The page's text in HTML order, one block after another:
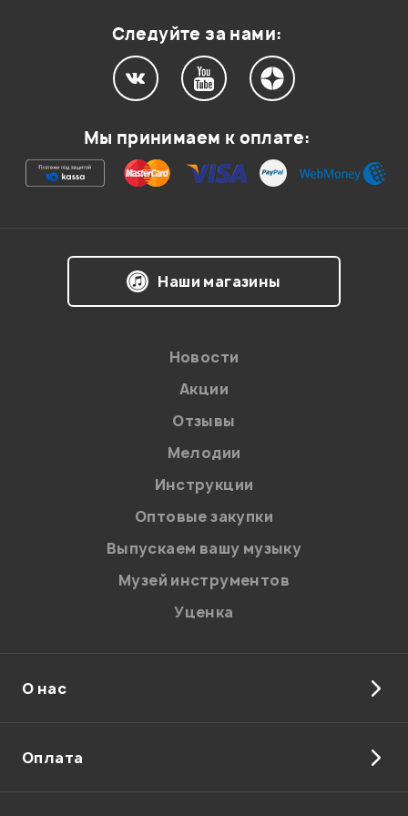
Ваша оценка:
на обработку персональных данных в
Политикой в отношении обработки
персональных данных.
Введите проверочное число:
Отправить
Следуйте за нами:
Мы принимаем к оплате:
Наши магазины
Новости
Акции
Отзывы
Мелодии
Инструкции
Оптовые закупки
Выпускаем вашу музыку
Музей инструментов
Уценка
О нас
Оплата